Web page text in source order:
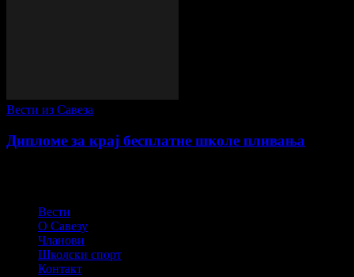
Вести из Савеза
Дипломе за крај бесплатне школе пливања
Вести
О Савезу
Чланови
Школски спорт
Контакт